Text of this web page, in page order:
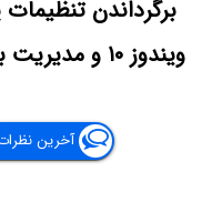
ویندوز ۱۰ و مدیریت باز کردن پسوندهای مختلف
آخرین